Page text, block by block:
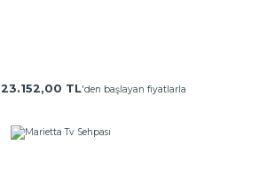
23.152,00 TL'den başlayan fiyatlarla